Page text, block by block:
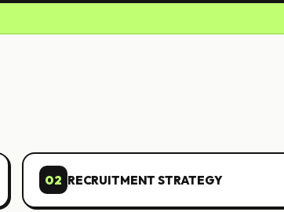
02 RECRUITMENT STRATEGY